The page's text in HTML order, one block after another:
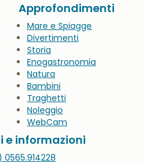
Approfondimenti
Mare e Spiagge
Divertimenti
Storia
Enogastronomia
Natura
Bambini
Traghetti
Noleggio
WebCam
e informazioni
0565.914228